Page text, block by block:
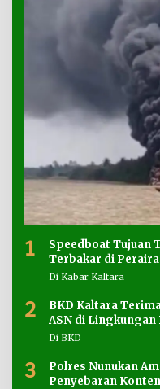
1
Speedboat Tujuan
Terbakar di
Di Kabar Kaltara
2
BKD Kaltara
ASN di
Di BKD
3
Polres Nunukan
Penyebaran Konten